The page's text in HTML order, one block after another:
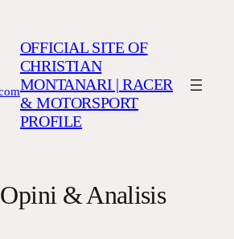
OFFICIAL SITE OF
CHRISTIAN
MONTANARI | RACER
& MOTORSPORT
PROFILE
Opini & Analisis